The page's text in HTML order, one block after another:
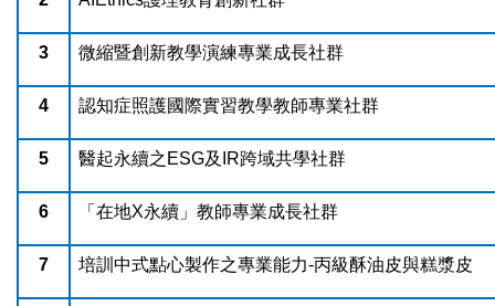
3 微縮暨創新教學演練專業成長社群
4 認知症照護國際實習教學教師專業社群
5 醫起永續之ESG及IR跨域共學社群
6 「在地X永續」教師專業成長社群
7 培訓中式點心製作之專業能力-丙級酥油皮與糕漿皮